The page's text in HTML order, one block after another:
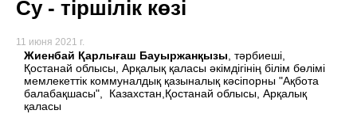
Су - тіршілік көзі
11 июня 2021 г.
Жиенбай Қарлығаш Бауыржанқызы, тәрбиеші,
Қостанай облысы, Арқалық қаласы әкімдігінің білім бөлімі
мемлекеттік коммуналдық қазыналық кәсіпорны "Ақбота
балабақшасы", Казахстан,Қостанай облысы, Арқалық
қаласы